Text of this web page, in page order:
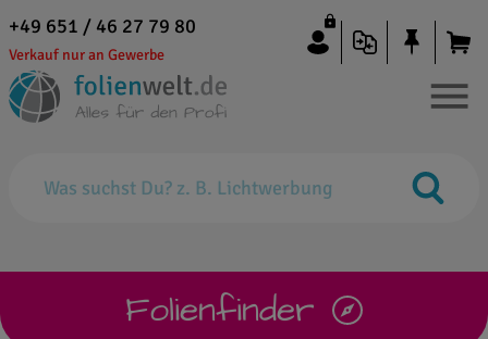
+49 651 / 46 27 79 80
Verkauf nur an Gewerbe
Folienfinder